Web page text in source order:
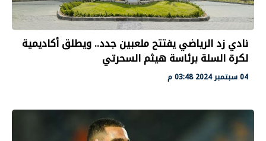
نادي زد الرياضي يفتتح ملعبين جدد.. ويطلق أكاديمية
لكرة السلة برئاسة هيثم السحرتي
04 سبتمبر 2024 03:48 م